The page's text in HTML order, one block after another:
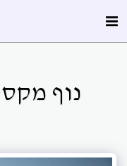
נוף